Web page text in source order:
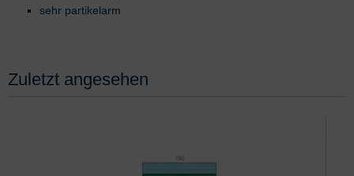
sehr partikelarm
Zuletzt angesehen